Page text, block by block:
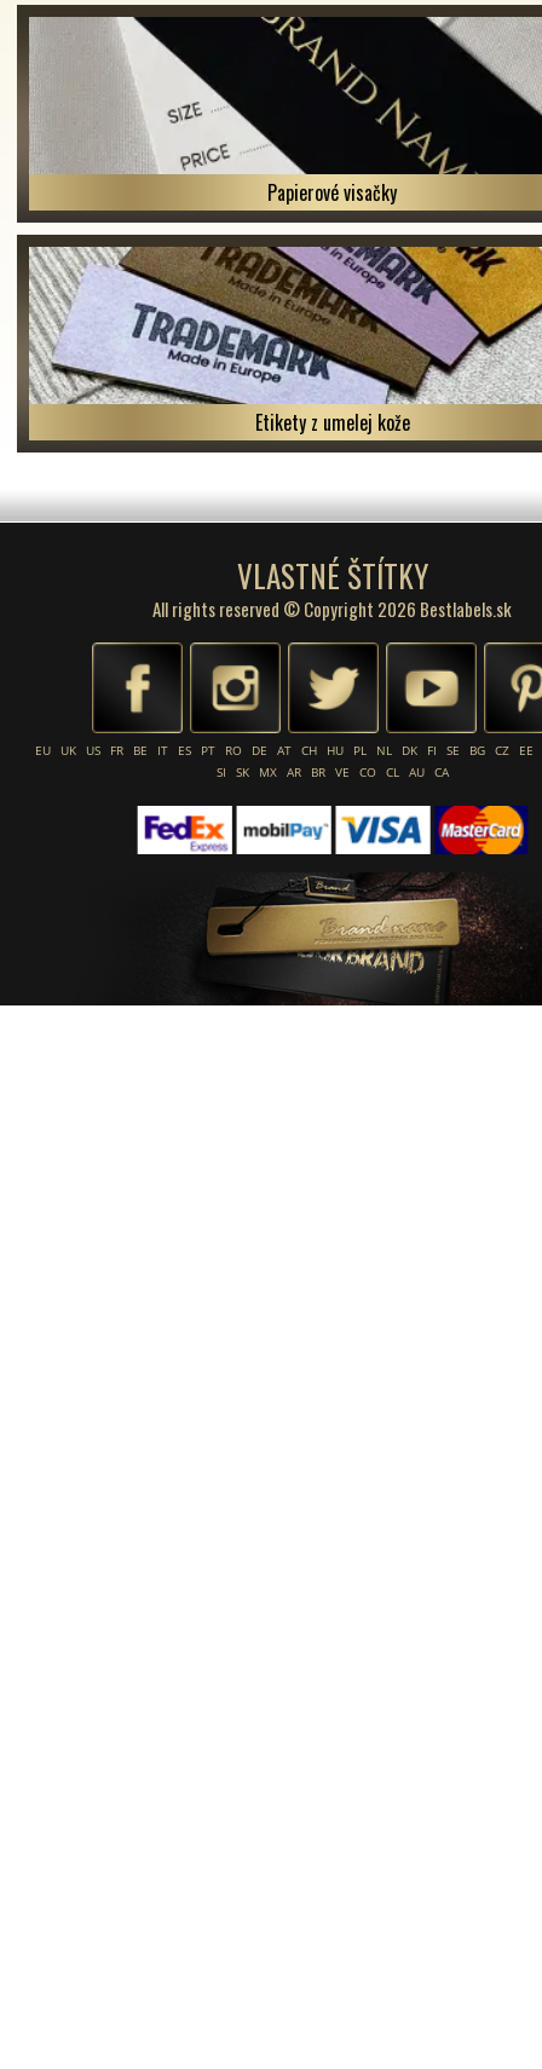
Papierové visačky
Etikety z umelej kože
VLASTNÉ ŠTÍTKY
All rights reserved © Copyright 2026 Bestlabels.sk
EU UK US FR BE IT ES PT RO DE AT CH HU PL NL DK FI SE BG CZ
EE
SI
SK MX AR BR VE CO CL AU CA